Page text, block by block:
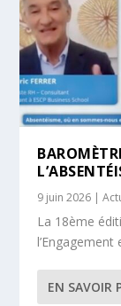
9 juin 2026 |
La 18ème
l’Engagement
EN SAVOIR